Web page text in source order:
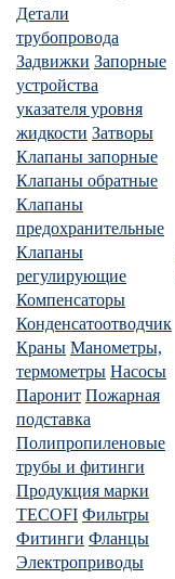
Детали
трубопровода
Задвижки Запорные
устройства
указателя уровня
жидкости Затворы
Клапаны запорные
Клапаны обратные
Клапаны
предохранительные
Клапаны
регулирующие
Компенсаторы
Конденсатоотводчик
Краны Манометры,
термометры Насосы
Паронит Пожарная
подставка
Полипропиленовые
трубы и фитинги
Продукция марки
TECOFI Фильтры
Фитинги Фланцы
Электроприводы